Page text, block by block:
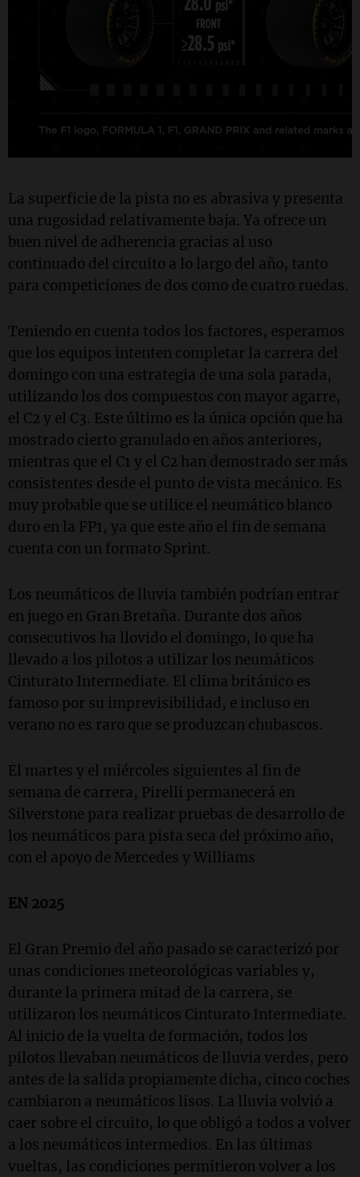
La superficie de la pista no es abrasiva y presenta
una rugosidad relativamente baja. Ya ofrece un
buen nivel de adherencia gracias al uso
continuado del circuito a lo largo del año, tanto
para competiciones de dos como de cuatro ruedas.
Teniendo en cuenta todos los factores, esperamos
que los equipos intenten completar la carrera del
domingo con una estrategia de una sola parada,
utilizando los dos compuestos con mayor agarre,
el C2 y el C3. Este último es la única opción que ha
mostrado cierto granulado en años anteriores,
mientras que el C1 y el C2 han demostrado ser más
consistentes desde el punto de vista mecánico. Es
muy probable que se utilice el neumático blanco
duro en la FP1, ya que este año el fin de semana
cuenta con un formato Sprint.
Los neumáticos de lluvia también podrían entrar
en juego en Gran Bretaña. Durante dos años
consecutivos ha llovido el domingo, lo que ha
llevado a los pilotos a utilizar los neumáticos
Cinturato Intermediate. El clima británico es
famoso por su imprevisibilidad, e incluso en
verano no es raro que se produzcan chubascos.
El martes y el miércoles siguientes al fin de
semana de carrera, Pirelli permanecerá en
Silverstone para realizar pruebas de desarrollo de
los neumáticos para pista seca del próximo año,
con el apoyo de Mercedes y Williams
EN 2025
El Gran Premio del año pasado se caracterizó por
unas condiciones meteorológicas variables y,
durante la primera mitad de la carrera, se
utilizaron los neumáticos Cinturato Intermediate.
Al inicio de la vuelta de formación, todos los
pilotos llevaban neumáticos de lluvia verdes, pero
antes de la salida propiamente dicha, cinco coches
cambiaron a neumáticos lisos. La lluvia volvió a
caer sobre el circuito, lo que obligó a todos a volver
a los neumáticos intermedios. En las últimas
vueltas, las condiciones permitieron volver a los